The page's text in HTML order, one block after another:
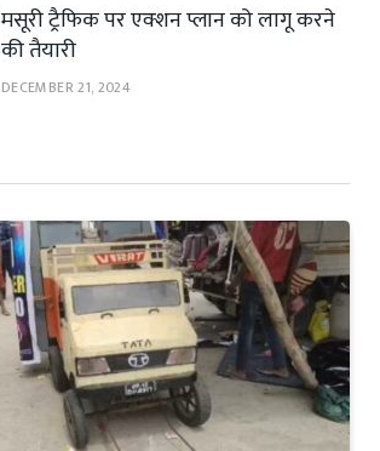
मसूरी ट्रैफिक पर एक्शन प्लान को लागू करने
की तैयारी
DECEMBER 21, 2024